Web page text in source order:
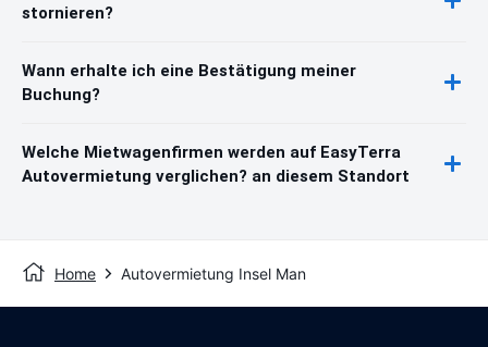
stornieren?
Wann erhalte ich eine Bestätigung meiner
Buchung?
Welche Mietwagenfirmen werden auf EasyTerra
Autovermietung verglichen? an diesem Standort
Home Autovermietung Insel Man